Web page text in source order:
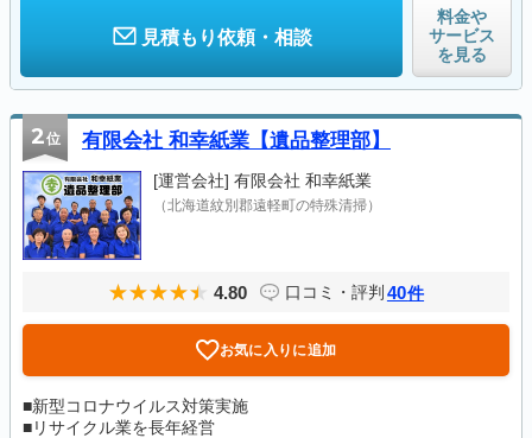
見積もり依頼・相談
料金や
サービス
を見る
2位 有限会社 和幸紙業【遺品整理部】
[運営会社] 有限会社 和幸紙業
（北海道紋別郡遠軽町の特殊清掃）
4.80 口コミ・評判 40件
お気に入りに追加
■新型コロナウイルス対策実施
■リサイクル業を長年経営